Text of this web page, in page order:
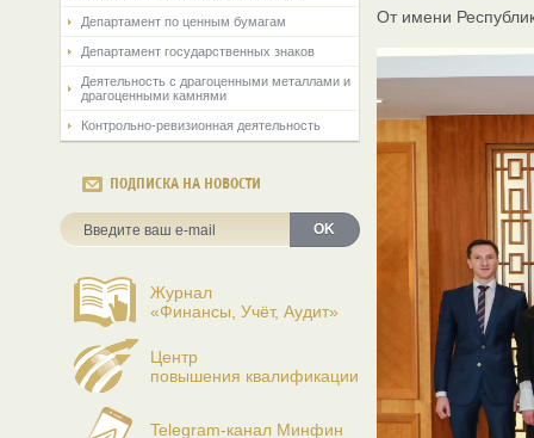
Департамент по ценным бумагам
Департамент государственных знаков
Деятельность с драгоценными металлами и
драгоценными камнями
Контрольно-ревизионная деятельность
ПОДПИСКА НА НОВОСТИ
OK
Журнал
«Финансы, Учёт, Аудит»
Центр
повышения квалификации
Telegram-канал Минфин
От имени